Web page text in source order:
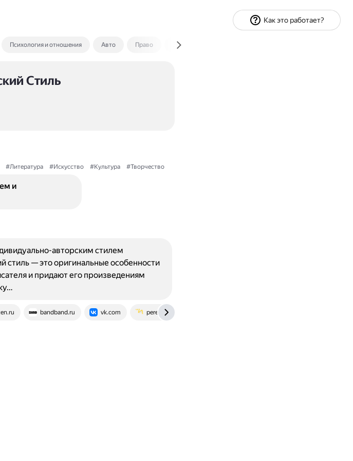
Психология и отношения Авто Право Экономика и финансы
Стиль
#Литература #Искусство #Культура #Творчество
и
bandband.ru vk.com peremena-perm.ru
авторским стилем
стиль — это оригинальные особенности
и придают его произведениям
Как это работает?